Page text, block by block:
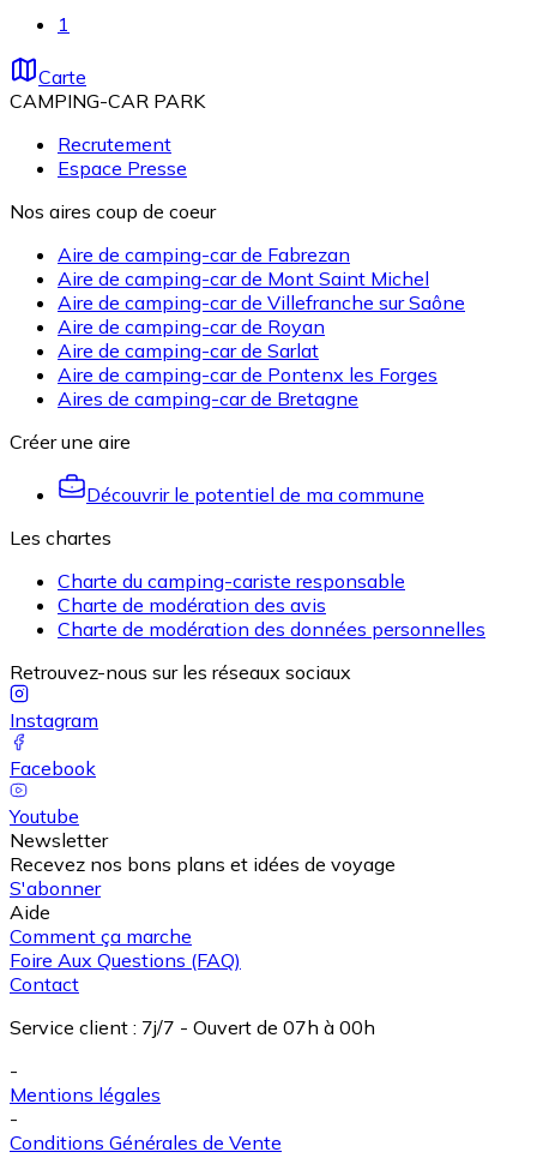
1
Carte
CAMPING-CAR PARK
Recrutement
Espace Presse
Nos aires coup de coeur
Aire de camping-car de Fabrezan
Aire de camping-car de Mont Saint Michel
Aire de camping-car de Villefranche sur Saône
Aire de camping-car de Royan
Aire de camping-car de Sarlat
Aire de camping-car de Pontenx les Forges
Aires de camping-car de Bretagne
Créer une aire
Découvrir le potentiel de ma commune
Les chartes
Charte du camping-cariste responsable
Charte de modération des avis
Charte de modération des données personnelles
Retrouvez-nous sur les réseaux sociaux
Instagram
Facebook
Youtube
Newsletter
Recevez nos bons plans et idées de voyage
S'abonner
Aide
Comment ça marche
Foire Aux Questions (FAQ)
Contact
Service client : 7j/7 - Ouvert de 07h à 00h
-
Mentions légales
-
Conditions Générales de Vente